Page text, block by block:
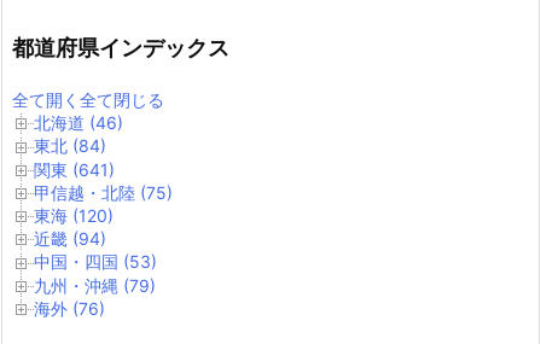
都道府県インデックス
全て開く 全て閉じる
北海道 (46)
東北 (84)
関東 (641)
甲信越・北陸 (75)
東海 (120)
近畿 (94)
中国・四国 (53)
九州・沖縄 (79)
海外 (76)